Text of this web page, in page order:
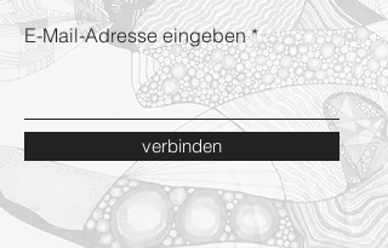
E-Mail-Adresse eingeben
verbinden